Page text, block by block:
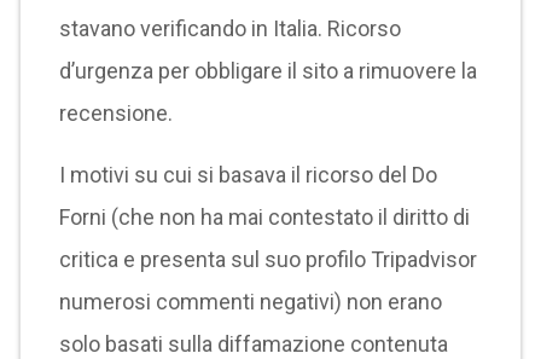
stavano verificando in Italia. Ricorso
d’urgenza per obbligare il sito a rimuovere la
recensione.
I motivi su cui si basava il ricorso del Do
Forni (che non ha mai contestato il diritto di
critica e presenta sul suo profilo Tripadvisor
numerosi commenti negativi) non erano
solo basati sulla diffamazione contenuta